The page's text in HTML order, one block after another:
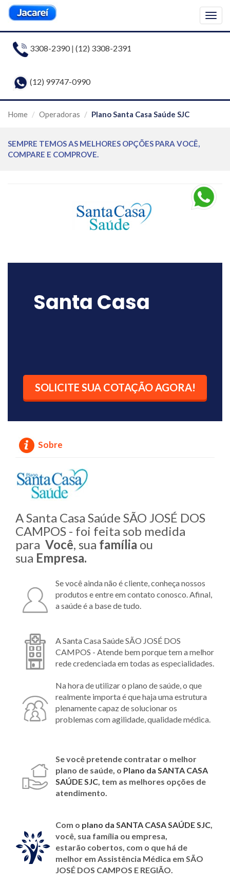
3308-2390| (12) 3308-2391
(12) 99747-0990
Home Operadoras Plano Santa Casa Saúde SJC
SEMPRE TEMOS AS MELHORES OPÇÕES PARA VOCÊ,
COMPARE E COMPROVE.
Santa Casa
SOLICITE SUA COTAÇÃO AGORA!
Sobre
A Santa Casa Saúde SÃO JOSÉ DOS
CAMPOS - foi feita sob medida
para Você, sua família ou
sua Empresa.
Se você ainda não é cliente, conheça nossos
produtos e entre em contato conosco. Afinal,
a saúde é a base de tudo.
A Santa Casa Saúde SÃO JOSÉ DOS
CAMPOS - Atende bem porque tem a melhor
rede credenciada em todas as especialidades.
Na hora de utilizar o plano de saúde, o que
realmente importa é que haja uma estrutura
plenamente capaz de solucionar os
problemas com agilidade, qualidade médica.
Se você pretende contratar o melhor
plano de saúde, o Plano da SANTA CASA
SAÚDE SJC, tem as melhores opções de
atendimento.
Com o plano da SANTA CASA SAÚDE SJC,
você, sua família ou empresa,
estarão cobertos, com o que há de
melhor em Assistência Médica em SÃO
JOSÉ DOS CAMPOS E REGIÃO.